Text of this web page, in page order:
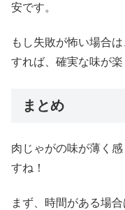
安です。
もし失敗が怖い場合
すれば、確実な味が
まとめ
肉じゃがの味が薄く
すね！
まず、時間がある場